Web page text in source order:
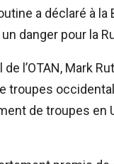
a déclaré à la
danger pour la
l’OTAN, Mark
troupes
de troupes en